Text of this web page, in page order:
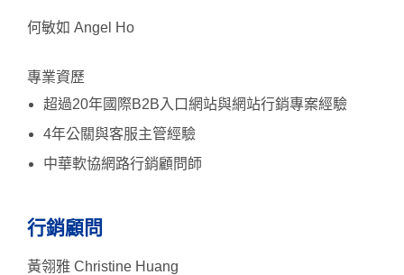
何敏如 Angel Ho
專業資歷
超過20年國際B2B入口網站與網站行銷專案經驗
4年公關與客服主管經驗
中華軟協網路行銷顧問師
行銷顧問
黃翎雅 Christine Huang